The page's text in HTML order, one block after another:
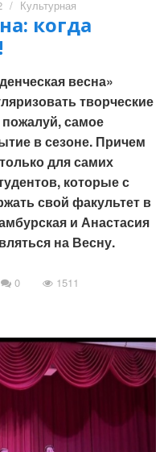
/ Культурная
когда
весна»
творческие
самое
в сезоне. Причем
для самих
которые с
свой факультет в
и Анастасия
на Весну.
0 1511